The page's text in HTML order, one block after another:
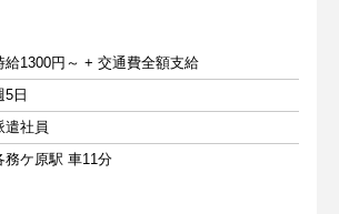
給1300円～ + 交通費全額支給
5日
遣社員
務ケ原駅 車11分